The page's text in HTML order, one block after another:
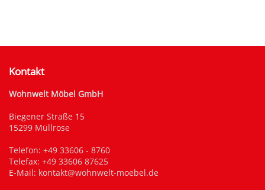
Kontakt
Wohnwelt Möbel GmbH
Biegener Straße 15
15299 Müllrose
Telefon: +49 33606 - 8760
Telefax: +49 33606 87625
E-Mail: kontakt@wohnwelt-moebel.de